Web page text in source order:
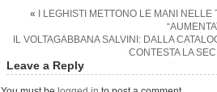
«
I LEGHISTI METTONO LE MANI
IL VOLTAGABBANA SALVINI: DALLA
CONTESTA LA
Leave a Reply